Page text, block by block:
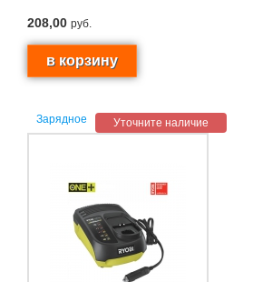
208,00 руб.
Уточните наличие
Зарядное